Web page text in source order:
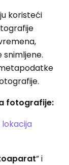
koristeći
snimljene.
fotografije:
lokacija
” i